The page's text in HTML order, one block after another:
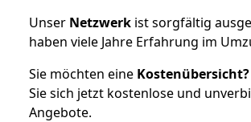
Unser Netzwerk ist sorgfältig
haben viele Jahre Erfahrung im
Sie möchten eine Kostenübersicht?
Sie sich jetzt kostenlose und
Angebote.